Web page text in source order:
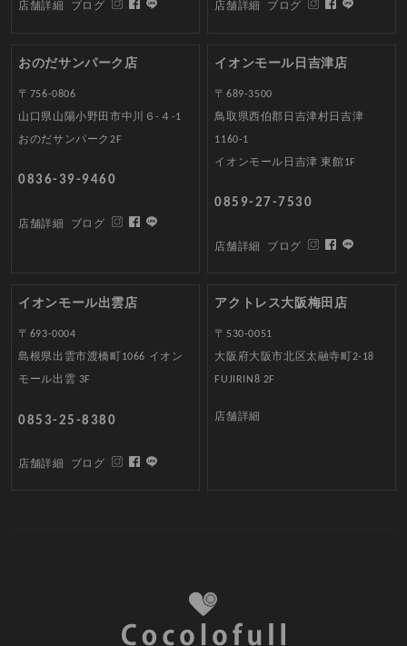
店舗詳細 ブログ 店舗詳細 ブログ
おのだサンパーク店
〒756-0806
山口県山陽小野田市中川６-４-1
おのだサンパーク2F
0836-39-9460
店舗詳細 ブログ
イオンモール日吉津店
〒689-3500
鳥取県西伯郡日吉津村日吉津
1160-1
イオンモール日吉津 東館1F
0859-27-7530
店舗詳細 ブログ
イオンモール出雲店
〒693-0004
島根県出雲市渡橋町1066 イオン
モール出雲 3F
0853-25-8380
店舗詳細 ブログ
アクトレス大阪梅田店
〒530-0051
大阪府大阪市北区太融寺町2-18
FUJIRIN8 2F
店舗詳細